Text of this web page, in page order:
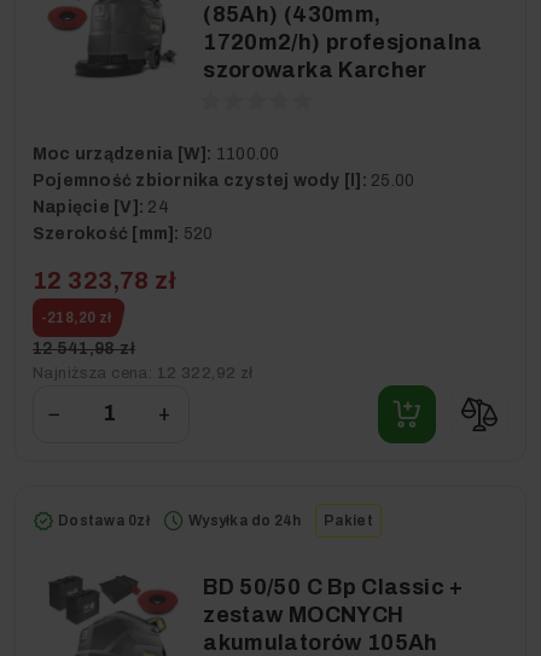
(85Ah) (430mm,
1720m2/h) profesjonalna
szorowarka Karcher
Moc urządzenia [W]: 1100.00
Pojemność zbiornika czystej wody [l]: 25.00
Napięcie [V]: 24
Szerokość [mm]: 520
12 323,78 zł
-218,20 zł
12 541,98 zł
Najniższa cena: 12 322,92 zł
− +
Pakiet
Dostawa 0zł Wysyłka do 24h
BD 50/50 C Bp Classic +
zestaw MOCNYCH
akumulatorów 105Ah